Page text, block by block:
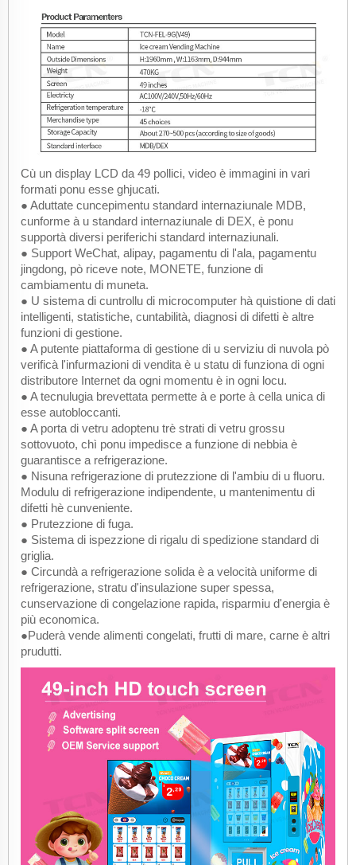
Cù un display LCD da 49 pollici, video è immagini in vari
formati ponu esse ghjucati.
● Aduttate cuncepimentu standard internaziunale MDB,
cunforme à u standard internaziunale di DEX, è ponu
supportà diversi periferichi standard internaziunali.
● Support WeChat, alipay, pagamentu di l'ala, pagamentu
jingdong, pò riceve note, MONETE, funzione di
cambiamentu di muneta.
● U sistema di cuntrollu di microcomputer hà quistione di dati
intelligenti, statistiche, cuntabilità, diagnosi di difetti è altre
funzioni di gestione.
● A putente piattaforma di gestione di u serviziu di nuvola pò
verificà l'infurmazioni di vendita è u statu di funziona di ogni
distributore Internet da ogni momentu è in ogni locu.
● A tecnulugia brevettata permette à e porte à cella unica di
esse autobloccanti.
● A porta di vetru adoptenu trè strati di vetru grossu
sottovuoto, chì ponu impedisce a funzione di nebbia è
guarantisce a refrigerazione.
● Nisuna refrigerazione di prutezzione di l'ambiu di u fluoru.
Modulu di refrigerazione indipendente, u mantenimentu di
difetti hè cunveniente.
● Prutezzione di fuga.
● Sistema di ispezzione di rigalu di spedizione standard di
griglia.
● Circundà a refrigerazione solida è a velocità uniforme di
refrigerazione, stratu d'insulazione super spessa,
cunservazione di congelazione rapida, risparmiu d'energia è
più economica.
●Puderà vende alimenti congelati, frutti di mare, carne è altri
prudutti.